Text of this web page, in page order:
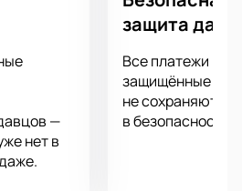
—
нет в
защита
Все платежи
защищённые
не сохраняются
в безопасности.